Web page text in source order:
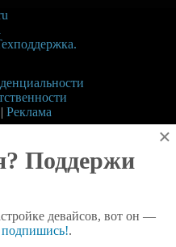
| Реклама
Поддержи
девайсов, вот он —
.
×